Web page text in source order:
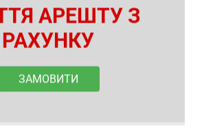
АРЕШТУ З
РАХУНКУ
ЗАМОВИТИ